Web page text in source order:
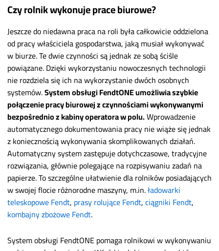
Czy rolnik wykonuje prace biurowe?
Jeszcze do niedawna praca na roli była całkowicie oddzielona
od pracy właściciela gospodarstwa, jaką musiał wykonywać
w biurze. Te dwie czynności są jednak ze sobą ściśle
powiązane. Dzięki wykorzystaniu nowoczesnych technologii
nie rozdziela się ich na wykorzystanie dwóch osobnych
systemów.System obsługi FendtONE umożliwia szybkie
połączenie pracy biurowej z czynnościami wykonywanymi
bezpośrednio z kabiny operatora w polu.Wprowadzenie
automatycznego dokumentowania pracy nie wiąże się jednak
z koniecznością wykonywania skomplikowanych działań.
Automatyczny system zastępuje dotychczasowe, tradycyjne
rozwiązania, głównie polegające na rozpisywaniu zadań na
papierze. To szczególne ułatwienie dla rolników posiadających
w swojej flocie różnorodne maszyny, m.in.ładowarki
teleskopowe Fendt, prasy rolujące Fendt,ciągniki Fendt,
kombajny zbożowe Fendt.
System obsługi FendtONE pomaga rolnikowi w wykonywaniu